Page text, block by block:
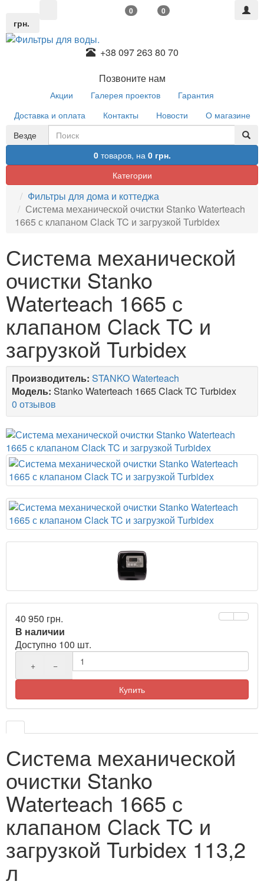
грн.
0 0
+38 097 263 80 70
Позвоните нам
Акции Галерея проектов
Гарантия
Доставка и оплата
Контакты Новости
О магазине
Везде
0товаров, на 0 грн.
Категории
Фильтры для дома и коттеджа
Система механической очистки Stanko Waterteach
1665 с клапаном Clack TC и загрузкой Turbidex
Система механической
очистки Stanko
Waterteach 1665 с
клапаном Clack TC и
загрузкой Turbidex
Производитель: STANKO Waterteach
Модель: Stanko Waterteach 1665 Clack TC Turbidex
0 отзывов
40 950 грн.
В наличии
Доступно 100 шт.
+ −
Купить
Система механической
очистки Stanko
Waterteach 1665 с
клапаном Clack TC и
загрузкой Turbidex 113,2
л